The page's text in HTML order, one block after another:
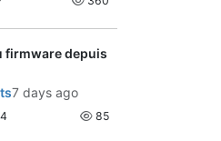
firmware depuis
7 days ago
4 85